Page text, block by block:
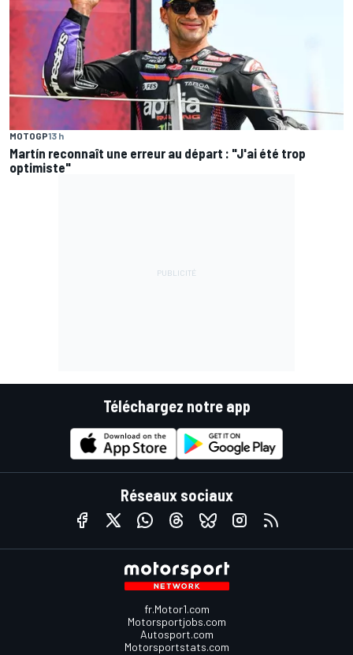
MOTOGP13 h
Martín reconnaît une erreur au départ : "J'ai été trop
optimiste"
Téléchargez notre app
Réseaux sociaux
fr.Motor1.com
Motorsportjobs.com
Autosport.com
Motorsportstats.com